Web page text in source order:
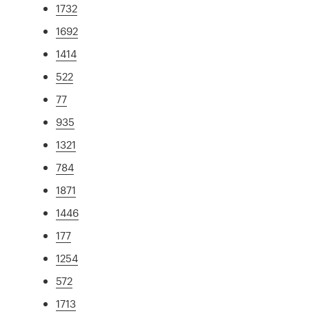
1732
1692
1414
522
77
935
1321
784
1871
1446
177
1254
572
1713